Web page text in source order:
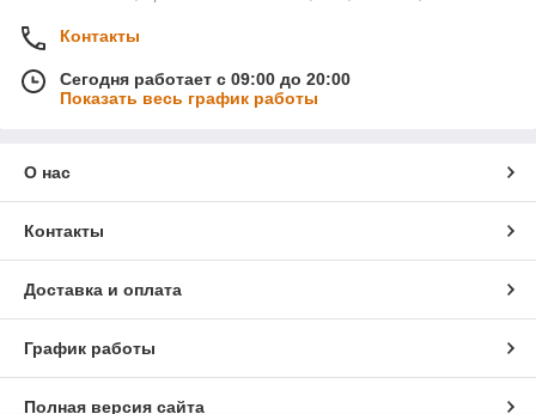
Контакты
Сегодня работает с 09:00 до 20:00
Показать весь график работы
О нас
Контакты
Доставка и оплата
График работы
Полная версия сайта